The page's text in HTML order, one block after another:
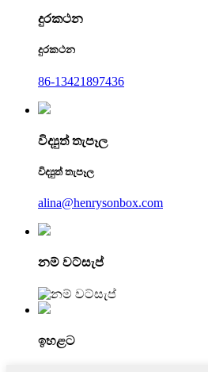
දුරකථන
දුරකථන
86-13421897436
විද්‍යුත් තැපෑල
විද්‍යුත් තැපෑල
alina@henrysonbox.com
නම් වට්සැප්
ඉහළට